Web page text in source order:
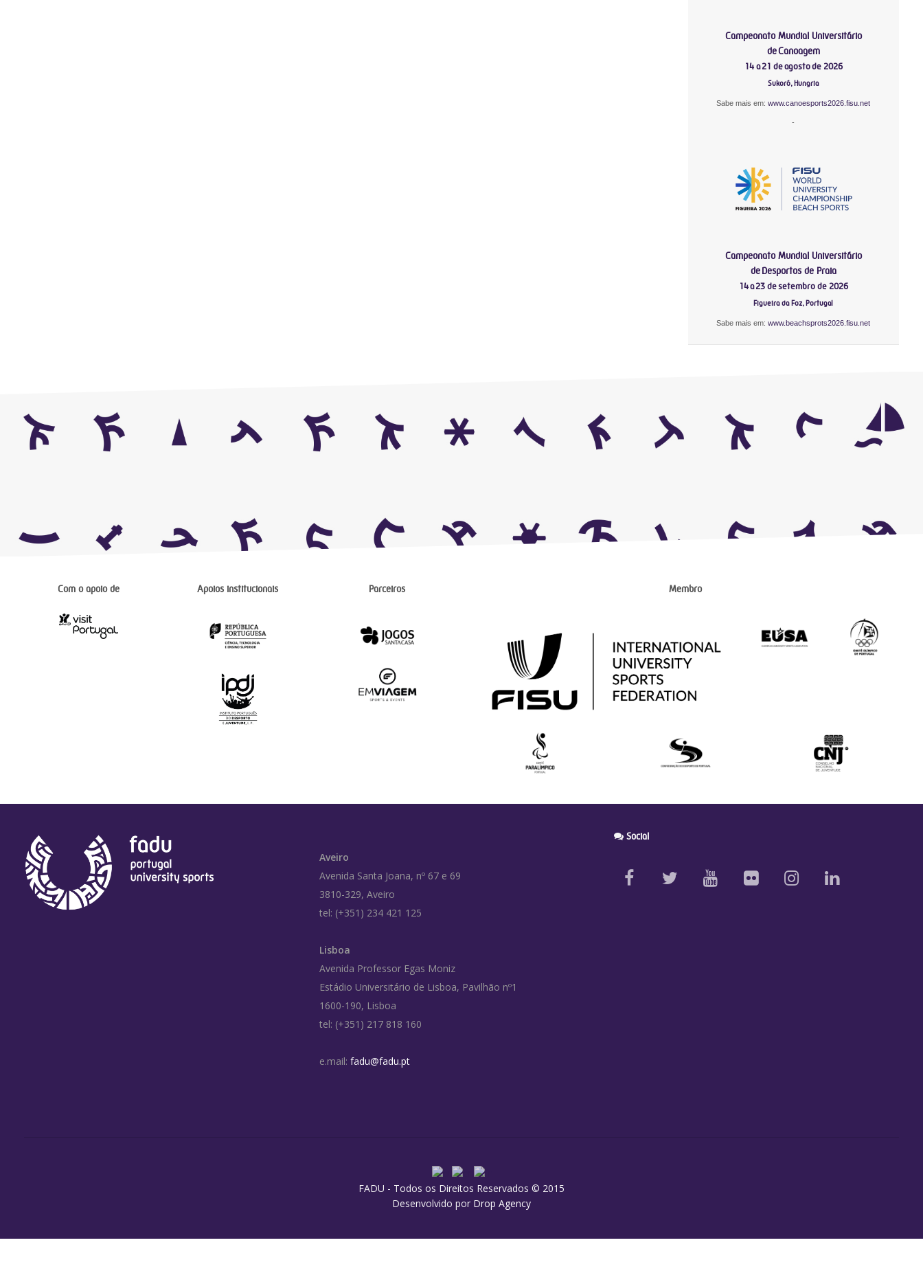
Campeonato Mundial Universitário
de Canoagem
14 a 21 de agosto de 2026
Sukoró, Hungria
Sabe mais em:www.canoesports2026.fisu.net
-
Campeonato Mundial Universitário
de Desportos de Praia
14 a 23 de setembro de 2026
Figueira da Foz, Portugal
Sabe mais em:www.beachsprots2026.fisu.net
Com o apoio de Apoios institucionais Parceiros Membro
Aveiro
Avenida Santa Joana, nº 67 e 69
3810-329, Aveiro
tel: (+351) 234 421 125
Lisboa
Avenida Professor Egas Moniz
Estádio Universitário de Lisboa, Pavilhão nº1
1600-190, Lisboa
tel: (+351) 217 818 160
e.mail: fadu@fadu.pt
Social
FADU - Todos os Direitos Reservados © 2015
Desenvolvido por Drop Agency